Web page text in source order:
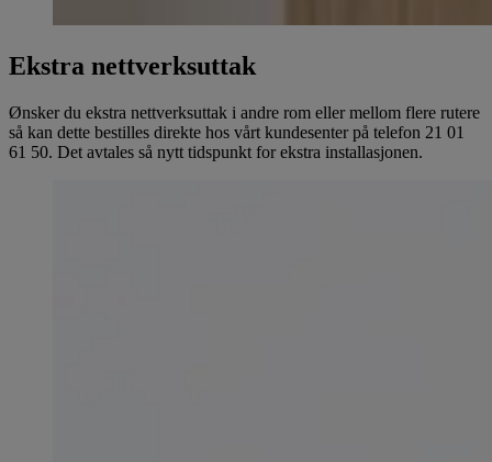
Ekstra nettverksuttak
Ønsker du ekstra nettverksuttak i andre rom eller mellom flere rutere
så kan dette bestilles direkte hos vårt kundesenter på telefon 21 01
61 50. Det avtales så nytt tidspunkt for ekstra installasjonen.